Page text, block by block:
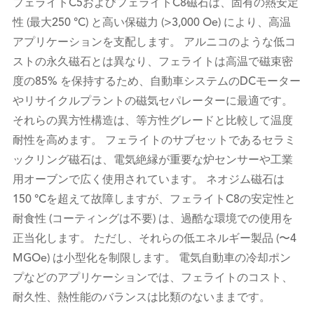
フェライトC5およびフェライトC8磁石は、固有の熱安定
性 (最大250 °C) と高い保磁力 (>3,000 Oe) により、高温
アプリケーションを支配します。 アルニコのような低コ
ストの永久磁石とは異なり、フェライトは高温で磁束密
度の85% を保持するため、自動車システムのDCモーター
やリサイクルプラントの磁気セパレーターに最適です。
それらの異方性構造は、等方性グレードと比較して温度
耐性を高めます。 フェライトのサブセットであるセラミ
ックリング磁石は、電気絶縁が重要な炉センサーや工業
用オーブンで広く使用されています。 ネオジム磁石は
150 °Cを超えて故障しますが、フェライトC8の安定性と
耐食性 (コーティングは不要) は、過酷な環境での使用を
正当化します。 ただし、それらの低エネルギー製品 (〜4
MGOe) は小型化を制限します。 電気自動車の冷却ポン
プなどのアプリケーションでは、フェライトのコスト、
耐久性、熱性能のバランスは比類のないままです。